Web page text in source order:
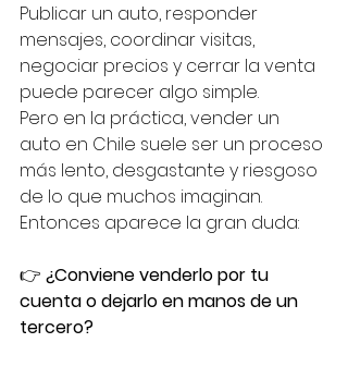
Publicar un auto, responder
mensajes, coordinar visitas,
negociar precios y cerrar la venta
puede parecer algo simple.
Pero en la práctica, vender un
auto en Chile suele ser un proceso
más lento, desgastante y riesgoso
de lo que muchos imaginan.
Entonces aparece la gran duda:
👉 ¿Conviene venderlo por tu
cuenta o dejarlo en manos de un
tercero?